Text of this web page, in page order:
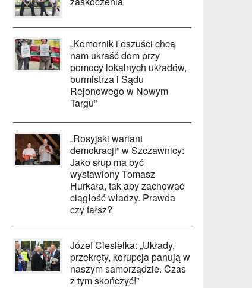
„Komornik i oszuści chcą
nam ukraść dom przy
pomocy lokalnych układów,
burmistrza i Sądu
Rejonowego w Nowym
Targu”
„Rosyjski wariant
demokracji” w Szczawnicy:
Jako słup ma być
wystawiony Tomasz
Hurkała, tak aby zachować
ciągłość władzy. Prawda
czy fałsz?
Józef Ciesielka: „Układy,
przekręty, korupcja panują w
naszym samorządzie. Czas
z tym skończyć!”